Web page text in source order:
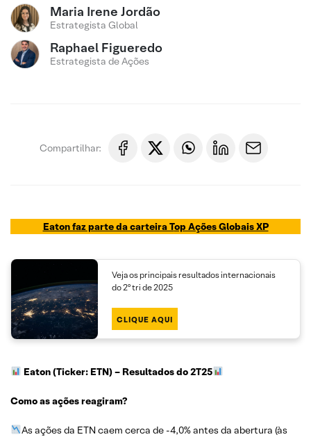
Maria Irene Jordão
Estrategista Global
Raphael Figueredo
Estrategista de Ações
Compartilhar:
Eaton faz parte da carteira Top Ações Globais XP
Veja os principais resultados internacionais
do 2º tri de 2025
CLIQUE AQUI
Eaton (Ticker: ETN)– Resultados do 2T25
Como as ações reagiram?
As ações da ETN caem cerca de -4,0% antes da abertura (às